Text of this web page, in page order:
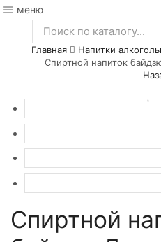
меню
Search
input
Главная Напитки
Спиртной напиток
Спиртной